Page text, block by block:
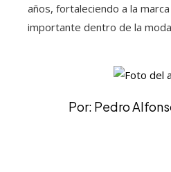
años, fortaleciendo a la
importante dentro de la
Por: Pedro